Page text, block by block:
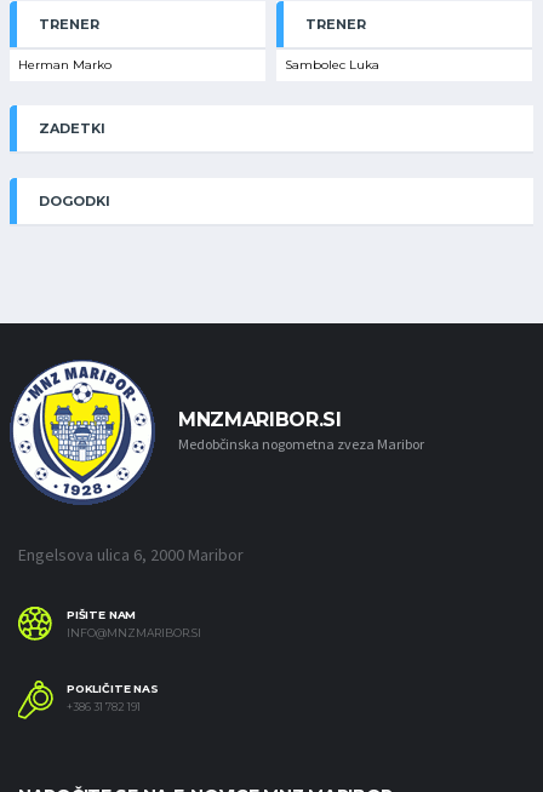
TRENER
Herman Marko
TRENER
Sambolec Luka
ZADETKI
DOGODKI
MNZMARIBOR.SI
Medobčinska nogometna zveza Maribor
Engelsova ulica 6, 2000 Maribor
PIŠITE NAM
INFO@MNZMARIBOR.SI
POKLIČITE NAS
+386 31 782 191